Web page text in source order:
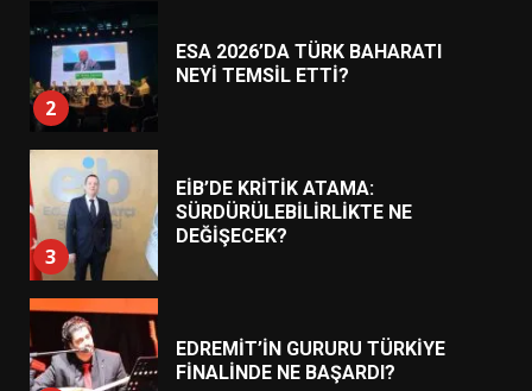
3
EİB’DE KRİTİK ATAMA:
SÜRDÜRÜLEBİLİRLİKTE NE
DEĞİŞECEK?
4
EDREMİT’İN GURURU TÜRKİYE
FİNALİNDE NE BAŞARDI?
BALIKESİR MÜZELERİNDE SÜRE
UZATILDI: NE DEĞİŞTİ?